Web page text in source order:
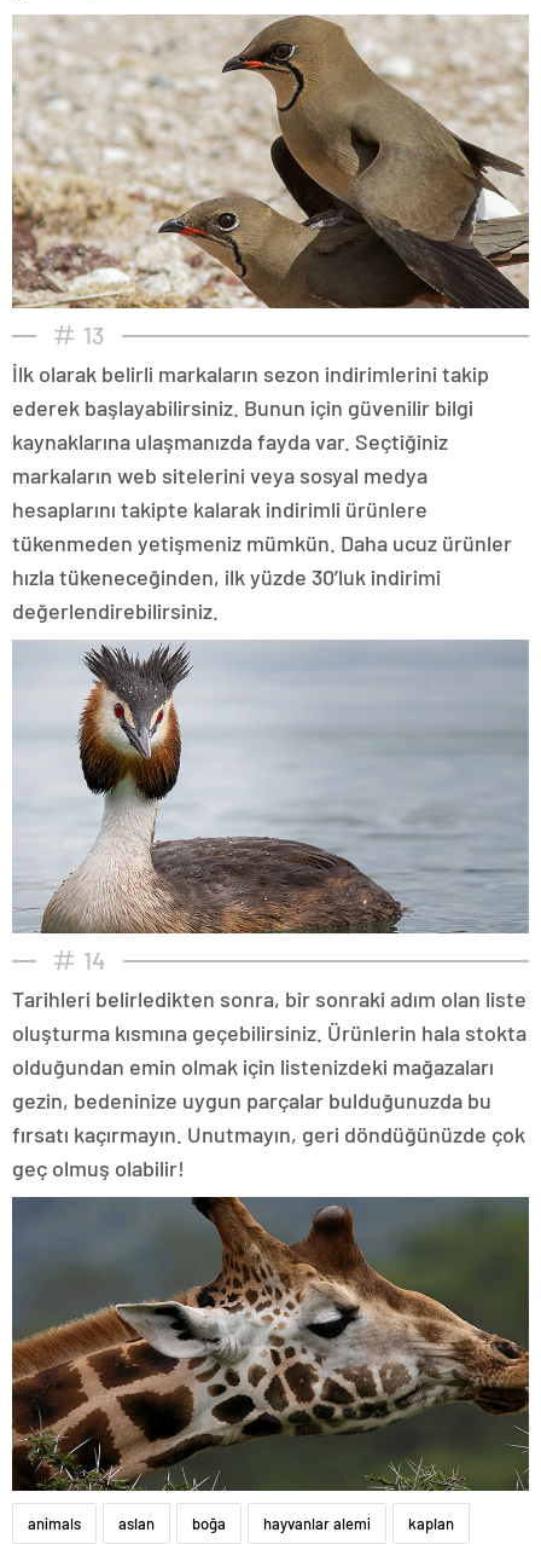
13
İlk olarak belirli markaların sezon indirimlerini takip
ederek başlayabilirsiniz. Bunun için güvenilir bilgi
kaynaklarına ulaşmanızda fayda var. Seçtiğiniz
markaların web sitelerini veya sosyal medya
hesaplarını takipte kalarak indirimli ürünlere
tükenmeden yetişmeniz mümkün. Daha ucuz ürünler
hızla tükeneceğinden, ilk yüzde 30’luk indirimi
değerlendirebilirsiniz.
14
Tarihleri belirledikten sonra, bir sonraki adım olan liste
oluşturma kısmına geçebilirsiniz. Ürünlerin hala stokta
olduğundan emin olmak için listenizdeki mağazaları
gezin, bedeninize uygun parçalar bulduğunuzda bu
fırsatı kaçırmayın. Unutmayın, geri döndüğünüzde çok
geç olmuş olabilir!
animals aslan boğa hayvanlar alemi kaplan